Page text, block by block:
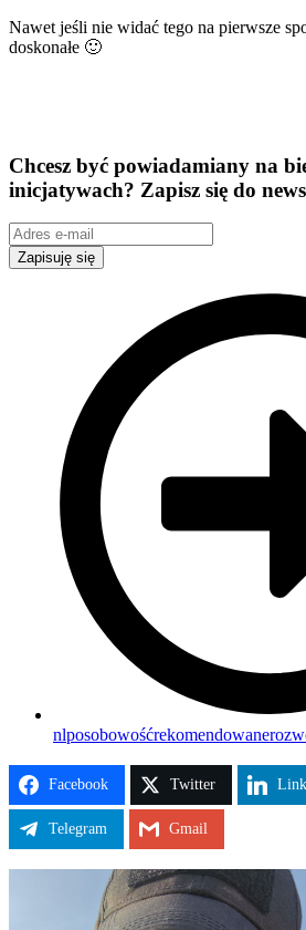
Nawet jeśli nie widać tego na pierwsze
doskonałe 🙂
Chcesz być powiadamiany na
inicjatywach? Zapisz się do
Zapisuję się
nlposobowośćrekomendowane
Facebook Twitter
Telegram Gmail